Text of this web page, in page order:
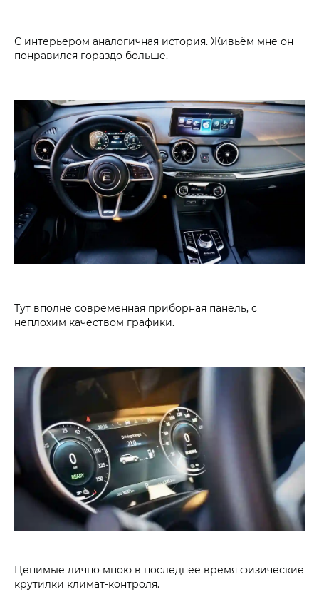
С интерьером аналогичная история. Живьём мне он
понравился гораздо больше.
Тут вполне современная приборная панель, с
неплохим качеством графики.
Ценимые лично мною в последнее время физические
крутилки климат-контроля.